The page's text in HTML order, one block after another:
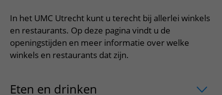
Behandelingen
Poliklinieken
Afspraak maken of wijzigen
Bezoek aan de polikliniek
Voorbereiding op uw afspraak
In het ziekenhuis
Op bezoek in het UMC Utrecht
Winkels en restaurants
Contact en route
Contactgegevens
Patiënt verwijzen
In het UMC Utrecht kunt u terecht bij allerlei winkels
en restaurants. Op deze pagina vindt u de
openingstijden en meer informatie over welke
winkels en restaurants dat zijn.
Eten en drinken uitklapper, klik om te